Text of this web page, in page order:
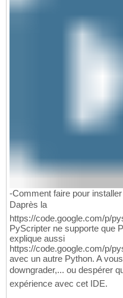
-Comment faire pour
Daprès la
https://code.google.com/p/
PyScripter ne supporte que
explique aussi
https://code.google.com/p/
avec un autre Python. A
downgrader,... ou despérer
expérience avec cet IDE.